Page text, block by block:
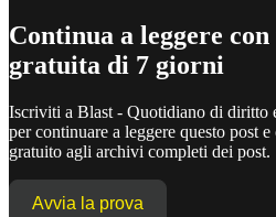
Continua a leggere
gratuita di 7 giorni
Iscriviti a Blast - Quotidiano di diritto
per continuare a leggere questo post
gratuito agli archivi completi dei post.
Avvia la prova